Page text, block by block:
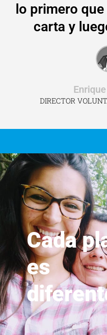
lo primero
carta y
DIRECTOR
Cada
es